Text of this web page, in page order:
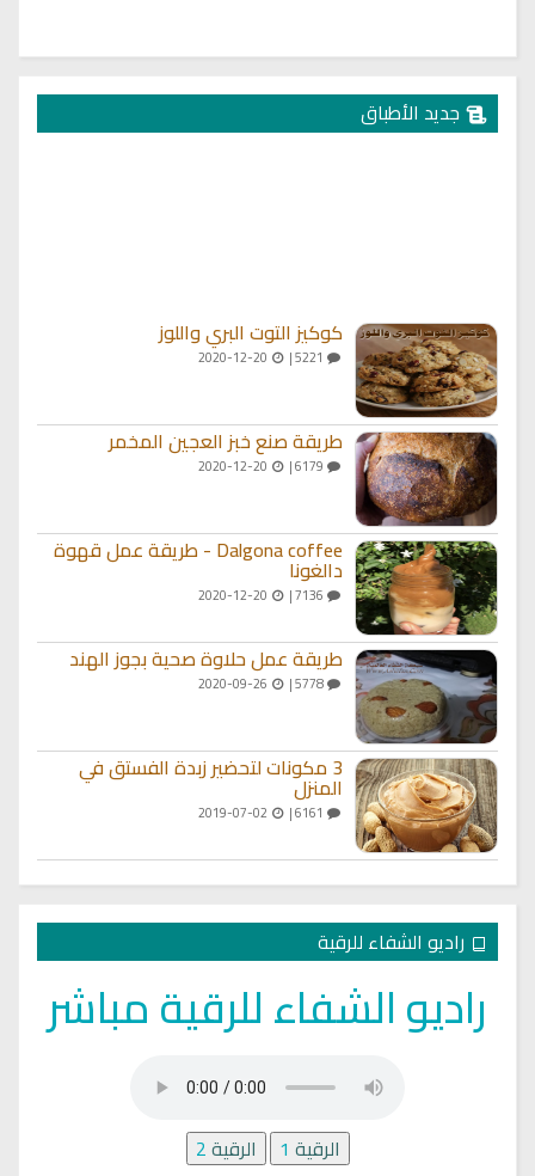
جديد الأطباق
كوكيز التوت البري واللوز
طريقة صنع خبز العجين المخمر
Dalgona coffee - طريقة عمل قهوة
دالغونا
طريقة عمل حلاوة صحية بجوز الهند
5778 |
3 مكونات لتحضير زبدة الفستق في
المنزل
راديو الشفاء للرقية
راديو الشفاء للرقية مباشر
الرقية 1 الرقية2